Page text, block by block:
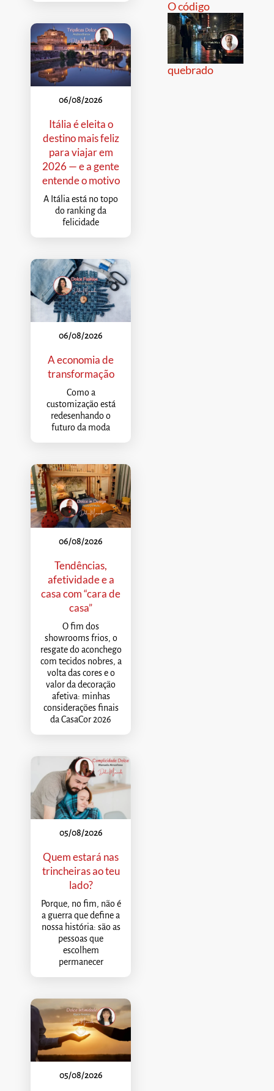
06/08/2026
Itália é eleita o
destino mais feliz
para viajar em
2026 — e a gente
entende o motivo
A Itália está no topo
do ranking da
felicidade
06/08/2026
A economia de
transformação
Como a
customização está
redesenhando o
futuro da moda
06/08/2026
Tendências,
afetividade e a
casa com “cara de
casa”
O fim dos
showrooms frios, o
resgate do aconchego
com tecidos nobres, a
volta das cores e o
valor da decoração
afetiva: minhas
considerações finais
da CasaCor 2026
05/08/2026
Quem estará nas
trincheiras ao teu
lado?
Porque, no fim, não é
a guerra que define a
nossa história: são as
pessoas que
escolhem
permanecer
05/08/2026
O código
quebrado